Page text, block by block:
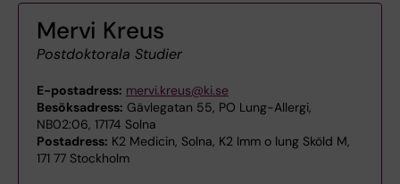
Mervi Kreus
Postdoktorala Studier
E-postadress: mervi.kreus@ki.se
Besöksadress: Gävlegatan 55, PO Lung-Allergi,
NB02:06, 17174 Solna
Postadress: K2 Medicin, Solna, K2 Imm o lung Sköld M,
171 77 Stockholm